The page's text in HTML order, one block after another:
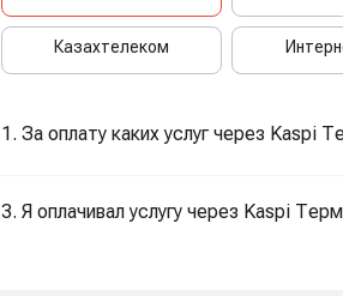
Казахтелеком
1. За оплату каких услуг через Kaspi
3. Я оплачивал услугу через Kaspi